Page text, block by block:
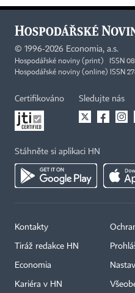
© 1996-2026 Economia, a.s.
Hospodářské noviny (print) ISSN
Hospodářské noviny (online) ISSN
Certifikováno Sledujte nás
Stáhněte si aplikaci HN
Kontakty
Tiráž redakce HN
Economia
Kariéra v HN